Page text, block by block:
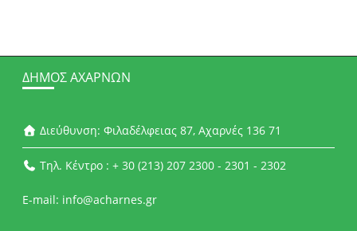
ΔΉΜΟΣ ΑΧΑΡΝΏΝ
Διεύθυνση: Φιλαδέλφειας 87, Αχαρνές 136 71
Τηλ. Κέντρο : + 30 (213) 207 2300 - 2301 - 2302
E-mail: info@acharnes.gr